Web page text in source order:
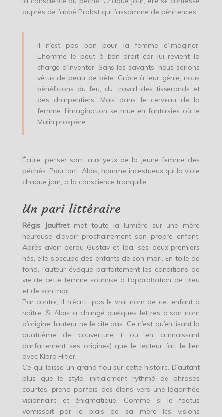
auprès de l’abbé Probst qui l’assomme de pénitences.
Il n’est pas bon pour la femme d’imaginer.
L’homme le peut à bon droit car lui revient la
charge d’inventer. Sans les savants, nous serions
vêtus de peau de bête. Grâce à leur génie, nous
bénéficions du feu, du travail des tisserands et
des charpentiers. Mais dans le cerveau de la
femme, l’imagination se mue en fantaisies où le
Malin prospère.
Écrire, penser sont aux yeux de la jeune femme des
péchés. Pourtant, Aloïs, homme incestueux qui la viole
chaque jour, a la conscience tranquille.
Un pari littéraire
Régis Jauffretmet toute la lumière sur une mère
heureuse d’avoir prochainement son propre enfant.
Après avoir perdu Gustav et Ida, ses deux premiers
nés, elle s’occupe des enfants de son mari. En toile de
fond, l’auteur évoque parfaitement les conditions de
vie de cette femme soumise à l’approbation de Dieu
et de son mari.
Par contre, il n’écrit pas le vrai nom de cet enfant à
naître. Si Aloïs a changé quelques lettres à son nom
d’origine, l’auteur ne le cite pas. Ce n’est qu’en lisant la
quatrième de couverture ( ou en connaissant
parfaitement ses origines) que le lecteur fait le lien
avec Klara Hitler.
Ce qui laisse un grand flou sur cette histoire. D’autant
plus que le style, initialement rythmé de phrases
courtes, prend parfois des élans vers une logorrhée
visionnaire et énigmatique. Comme si le foetus
vomissait par le biais de sa mère les visions